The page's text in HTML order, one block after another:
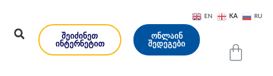
ᲨᲔᲘᲫᲘᲜᲔᲗ
ᲘᲜᲢᲔᲠᲜᲔᲢᲘᲗ
ᲝᲜᲚᲐᲘᲜ
ᲨᲔᲓᲔᲒᲔᲑᲘ
EN KA RU